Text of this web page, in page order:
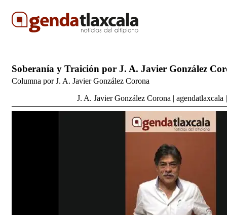
Soberanía y Traición por J. A. Javier González
Columna por J. A. Javier González Corona
J. A. Javier González Corona | agendatlaxcala